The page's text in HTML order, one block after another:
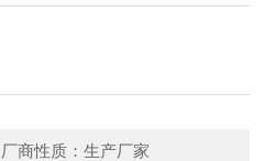
厂商性质：生产厂家